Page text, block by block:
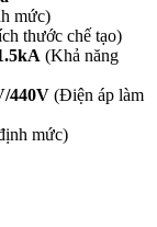
mức)
thước chế tạo)
(Khả năng
440V (Điện áp làm
mức)